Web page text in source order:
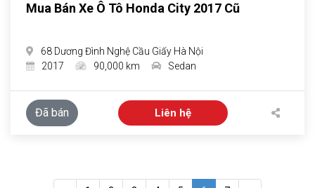
Mua Bán Xe Ô Tô Honda City 2017 Cũ
68 Dương Đình Nghệ Cầu Giấy Hà Nội
2017
90,000 km Sedan
Đã bán Liên hệ